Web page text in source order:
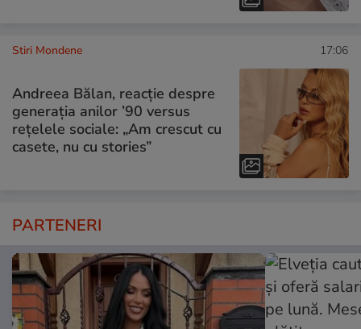
Stiri Mondene 17:06
Andreea Bălan, reacție despre
generația anilor ’90 versus
rețelele sociale: „Am crescut cu
casete, nu cu stories”
PARTENERI